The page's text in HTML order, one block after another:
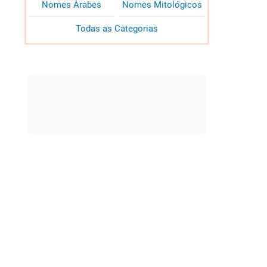
Nomes Árabes Nomes Mitológicos
Todas as Categorias